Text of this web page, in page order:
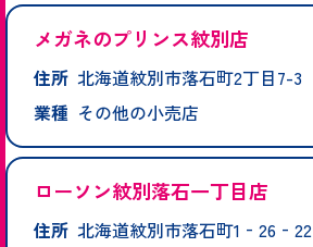
メガネのプリンス紋別店
住所 北海道紋別市落石町2丁目7-3
業種 その他の小売店
ローソン紋別落石一丁目店
住所 北海道紋別市落石町1‐26‐22